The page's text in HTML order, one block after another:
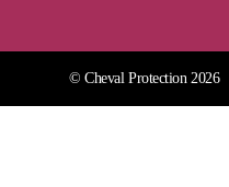
© Cheval Protection 2026